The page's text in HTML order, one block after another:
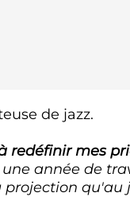
de jazz.
redéfinir mes
année de
projection qu'au